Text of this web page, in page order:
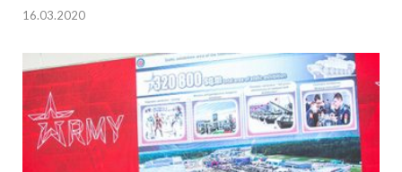
16.03.2020